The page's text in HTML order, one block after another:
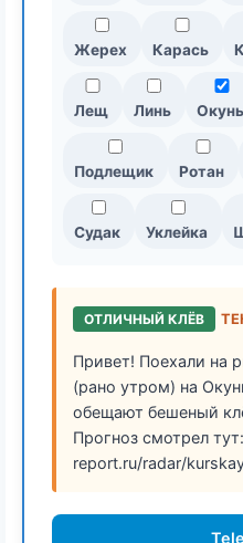
Жерех Карась
Лещ Линь Окунь
Подлещик Ротан
Судак Уклейка
ОТЛИЧНЫЙ КЛЁВ
Привет! Поехали на
(рано утром) на
обещают бешеный
Прогноз смотрел
report.ru/radar/